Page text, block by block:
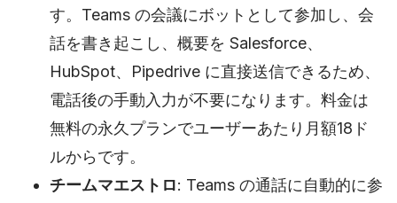
す。Teams の会議にボットとして参加し、会
話を書き起こし、概要を Salesforce、
HubSpot、Pipedrive に直接送信できるため、
電話後の手動入力が不要になります。料金は
無料の永久プランでユーザーあたり月額18ド
ルからです。
チームマエストロ: Teams の通話に自動的に参